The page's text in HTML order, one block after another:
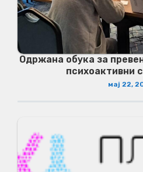
Одржана обука за
психоактивни
мај 22,